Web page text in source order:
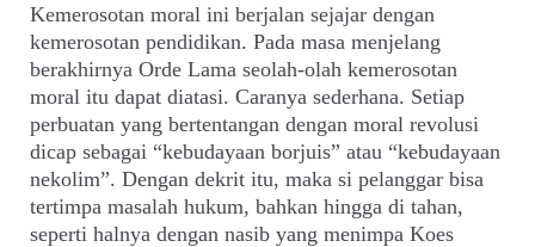
Kemerosotan moral ini berjalan sejajar dengan
kemerosotan pendidikan. Pada masa menjelang
berakhirnya Orde Lama seolah-olah kemerosotan
moral itu dapat diatasi. Caranya sederhana. Setiap
perbuatan yang bertentangan dengan moral revolusi
dicap sebagai “kebudayaan borjuis” atau “kebudayaan
nekolim”. Dengan dekrit itu, maka si pelanggar bisa
tertimpa masalah hukum, bahkan hingga di tahan,
seperti halnya dengan nasib yang menimpa Koes